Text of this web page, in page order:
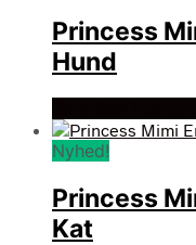
Princess
Hund
Nyhed!
Princess
Kat